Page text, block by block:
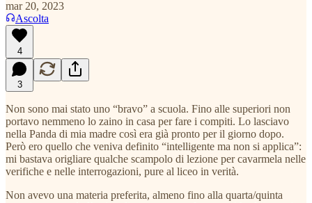
mar 20, 2023
Ascolta
4
3
Non sono mai stato uno “bravo” a scuola. Fino alle superiori non
portavo nemmeno lo zaino in casa per fare i compiti. Lo lasciavo
nella Panda di mia madre così era già pronto per il giorno dopo.
Però ero quello che veniva definito “intelligente ma non si applica”:
mi bastava origliare qualche scampolo di lezione per cavarmela nelle
verifiche e nelle interrogazioni, pure al liceo in verità.
Non avevo una materia preferita, almeno fino alla quarta/quinta